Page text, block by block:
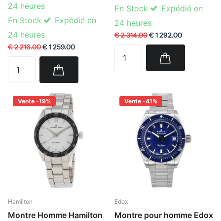
24 heures
En Stock
Expédié en
24 heures
€ 2 216.00€ 1 259.00
En Stock
Expédié en
24 heures
€ 2 314.00€ 1 292.00
Vente -19%
Hamilton
Montre Homme Hamilton
Vente -41%
Edox
Montre pour homme Edox